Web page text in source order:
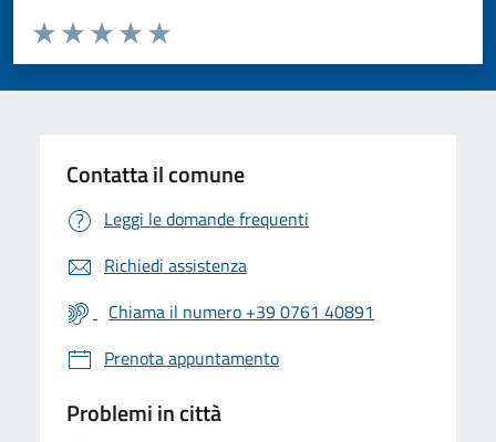
Valuta da 1 a 5 stelle la pagina
Valuta 5 stelle su 5
Valuta 4 stelle su 5
Valuta 3 stelle su 5
Valuta 2 stelle su 5
Valuta 1 stelle su 5
Contatta il comune
Leggi le domande frequenti
Richiedi assistenza
Chiama il numero +39 0761 40891
Prenota appuntamento
Problemi in città